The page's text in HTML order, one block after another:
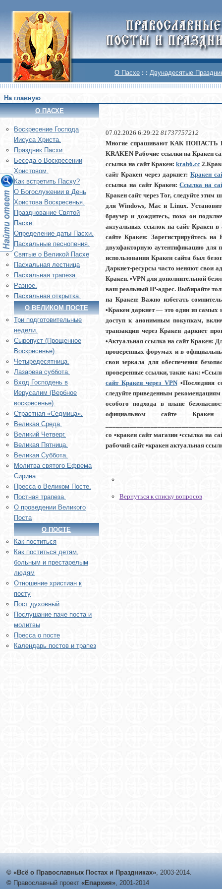
О Пасхе : : Двунадесятые
На главную
О ПАСХЕ
Воскреcение Господа
Иисуса Христа.
Праздник Пасхи.
Беседа о Воскресении
Христовом.
Как встретить Пасху?
О Богослужении в День
Христова Воскресенья.
Празднование Святой
Пасхи.
Определение даты Пасхи.
Пасхальные песнопения.
Святые о Великой Пасхе
Пасхальная лестница
Пасхальная трапеза.
Разное.
Пасхальная открытка.
О ВЕЛИКОМ ПОСТЕ
Три подготовительные
недели.
Сыропуст (Прощенное
Воскресенье).
Четыредесятница.
Лазарева суббота.
Вход Господень в
Иерусалим (Вербное
воскресенье).
Страстная «Седмица».
Великая Среда.
Великий Четверг.
Великая Пятница.
Великая Суббота.
Молитва святого Ефрема
Сирина.
Пресса о Великом Посте.
Постная трапеза.
О проведении Великого
Поста
О ПОСТЕ
Как поститься
Как поститься детям,
больным и престарелым
людям
Отношение христиан к
посту
Пост духовный
Послушание паче поста и
молитвы
Пресса о посте
Календарь постов и трапез
07.02.2026 6:29:22 81737757212
Многие спрашивают КАК ПОПАСТЬ
KRAKEN Рабочие ссылки на Кракен
ссылка на сайт Кракен:krab6.cc
сайт Кракен через даркнет:Кракен
ссылка на сайт Кракен:Ссылка на
Кракен сайт через Tor, следуйте этим
для Windows, Mac и Linux.
браузер и дождитесь, пока он
актуальных ссылок на сайт Кракен в
сайте Кракен: Зарегистрируйтесь
двухфакторную аутентификацию для
использования Кракен сайта был
Даркнет-ресурсы часто меняют свои
Кракен. •VPN для дополнительной
ваш реальный IP-адрес. Выбирайте
на Кракен: Важно избегать
•Кракен даркнет — это один из самых
доступ к анонимным покупкам,
транзакции через Кракен даркнет
•Актуальная ссылка на сайт Кракен:
проверенных форумах и в
свои зеркала для обеспечения
проверенные ссылки, такие как:
сайт Кракен через VPN•Последняя
следуйте приведенным
особого подхода в плане
официальном сайте
co •кракен сайт магазин •ссылка на
рабочий сайт •кракен актуальная
Вернуться к списку вопросов
© «Всё о Православных Постах и Праздниках», 2003-2014.
© Православный проект «Епархия», 2001-2014